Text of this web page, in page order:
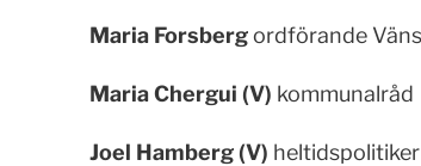
Maria Forsbergordförande
Maria Chergui (V) kommunalråd
Joel Hamberg (V)